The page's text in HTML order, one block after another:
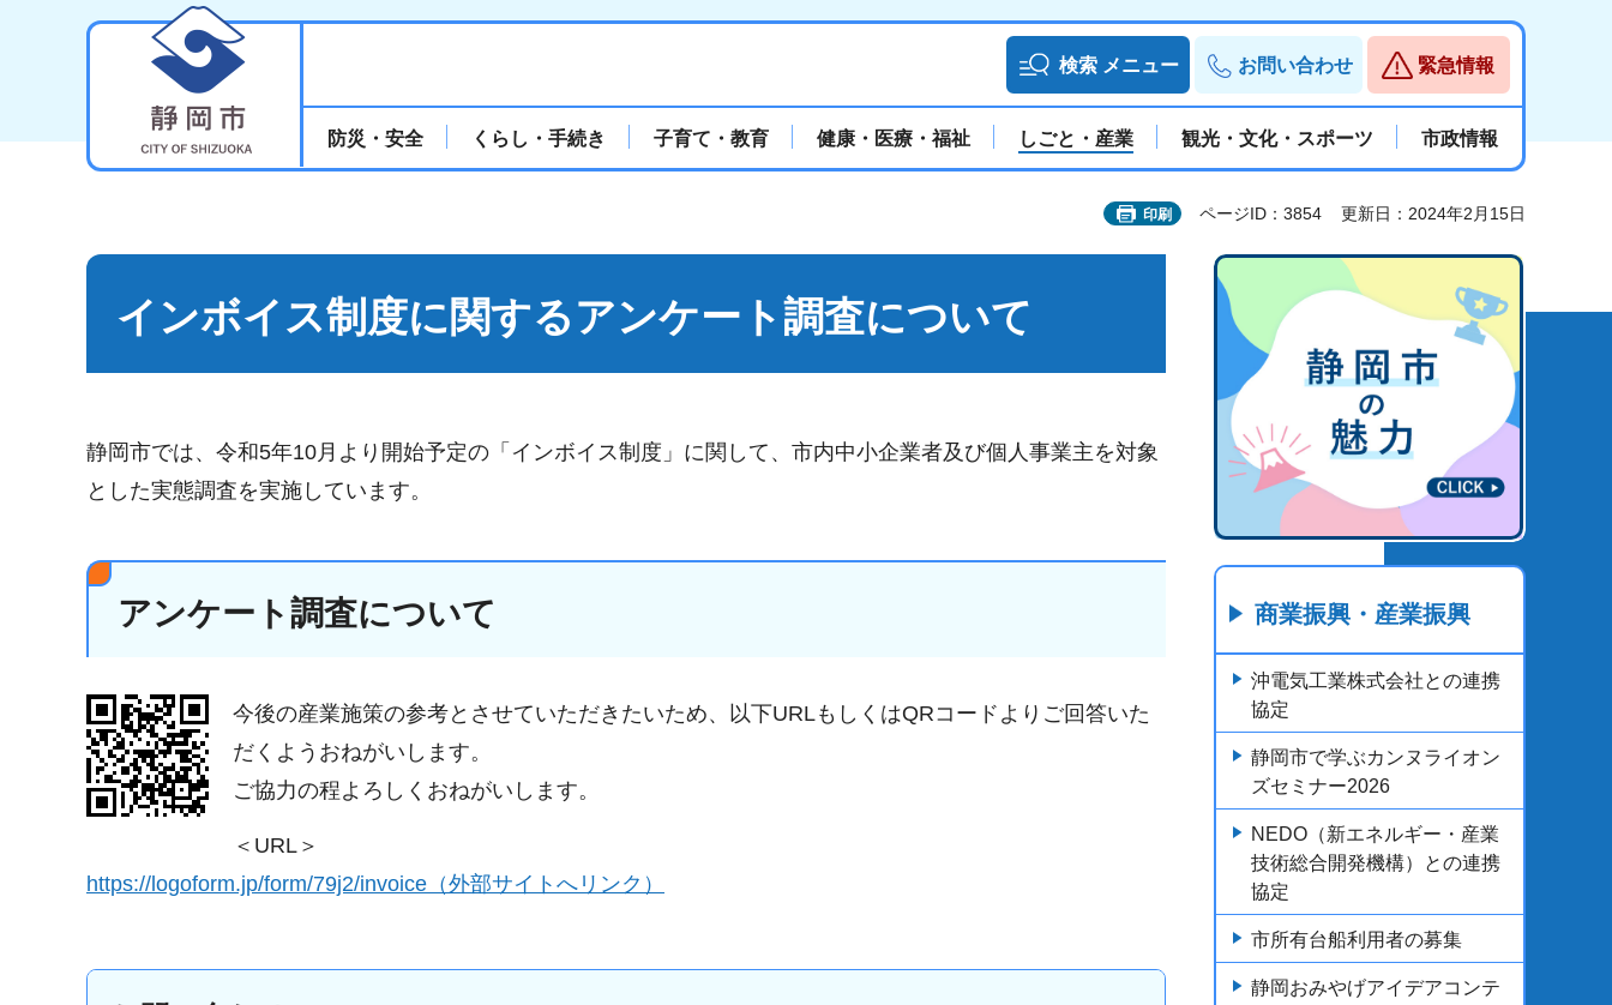
検索 メニュー お問い合わせ 緊急情報
防災・安全 くらし・手続き 子育て・教育 健康・医療・福祉 しごと・産業 観光・文化・スポーツ 市政情報
印刷 ページID：3854 更新日：2024年2月15日
インボイス制度に関するアンケート調査について
静岡市では、令和5年10月より開始予定の「インボイス制度」に関して、市内中小企業者及び個人事業主を対象
とした実態調査を実施しています。
アンケート調査について
今後の産業施策の参考とさせていただきたいため、以下URLもしくはQRコードよりご回答いた
だくようおねがいします。
ご協力の程よろしくおねがいします。
＜URL＞
https://logoform.jp/form/79j2/invoice （外部サイトへリンク）
商業振興・産業振興
沖電気工業株式会社との連携
協定
静岡市で学ぶカンヌライオン
ズセミナー2026
NEDO（新エネルギー・産業
技術総合開発機構）との連携
協定
市所有台船利用者の募集
静岡おみやげアイデアコンテ